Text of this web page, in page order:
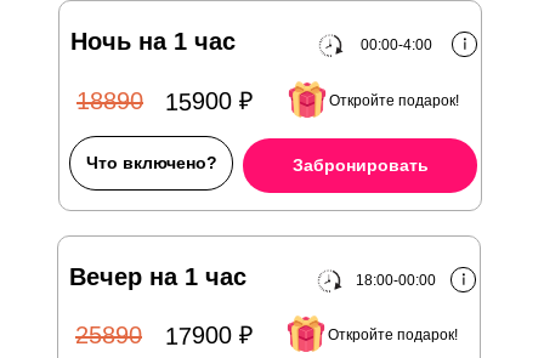
00:00-4:00
Ночь на 1 час
Забронировать
Что включено?
18890 15900 ₽ Откройте подарок!
18:00-00:00
Вечер на 1 час
25890 17900 ₽ Откройте подарок!